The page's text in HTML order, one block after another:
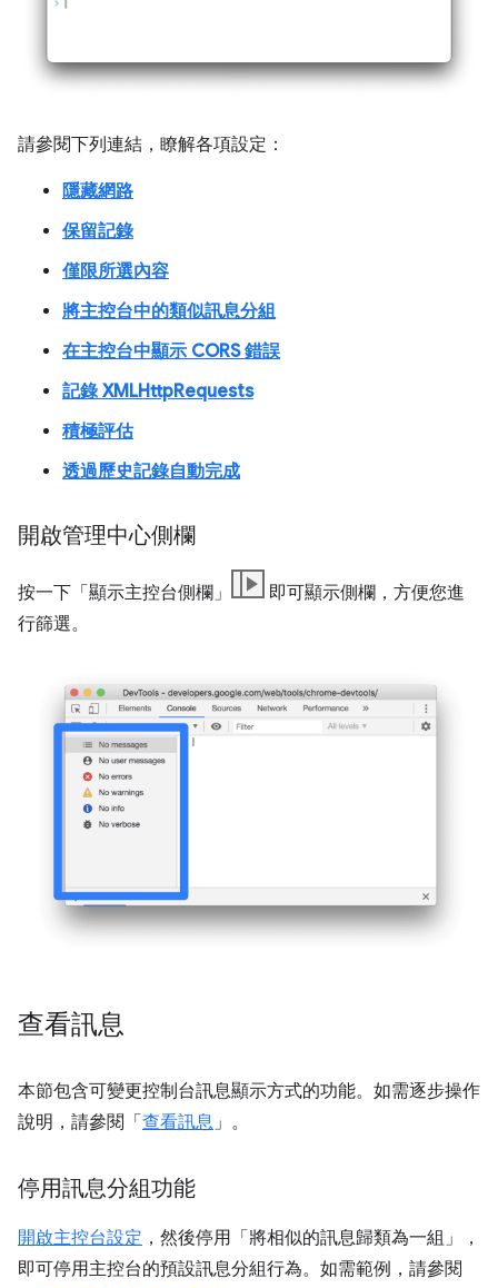
請參閱下列連結，瞭解各項設定：
隱藏網路
保留記錄
僅限所選內容
將主控台中的類似訊息分組
在主控台中顯示 CORS 錯誤
記錄 XMLHttpRequests
積極評估
透過歷史記錄自動完成
開啟管理中心側欄
按一下「顯示主控台側欄」
即可顯示側欄，方便您進
行篩選。
查看訊息
本節包含可變更控制台訊息顯示方式的功能。如需逐步操作
說明，請參閱「 查看訊息」。
停用訊息分組功能
開啟主控台設定 ，然後停用「將相似的訊息歸類為一組」
，
即可停用主控台的預設訊息分組行為。如需範例，請參閱